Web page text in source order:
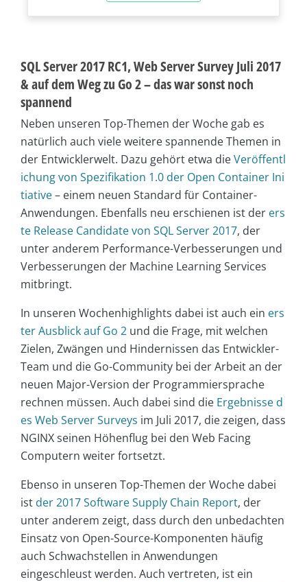
SQL Server 2017 RC1, Web Server Survey Juli 2017
& auf dem Weg zu Go 2 – das war sonst noch
spannend
Neben unseren Top-Themen der Woche gab es
natürlich auch viele weitere spannende Themen in
der Entwicklerwelt. Dazu gehört etwa dieVeröffentl
ichung von Spezifikation 1.0 der Open Container Ini
tiative– einem neuen Standard für Container-
Anwendungen. Ebenfalls neu erschienen ist der ers
te Release Candidate von SQL Server 2017, der
unter anderem Performance-Verbesserungen und
Verbesserungen der Machine Learning Services
mitbringt.
In unseren Wochenhighlights dabei ist auch ein ers
ter Ausblick auf Go 2 und die Frage, mit welchen
Zielen, Zwängen und Hindernissen das Entwickler-
Team und die Go-Community bei der Arbeit an der
neuen Major-Version der Programmiersprache
rechnen müssen. Auch dabei sind die Ergebnisse d
es Web Server Surveys im Juli 2017, die zeigen, dass
NGINX seinen Höhenflug bei den Web Facing
Computern weiter fortsetzt.
Ebenso in unseren Top-Themen der Woche dabei
ist der 2017 Software Supply Chain Report, der
unter anderem zeigt, dass durch den unbedachten
Einsatz von Open-Source-Komponenten häufig
auch Schwachstellen in Anwendungen
eingeschleust werden. Auch vertreten, ist ein